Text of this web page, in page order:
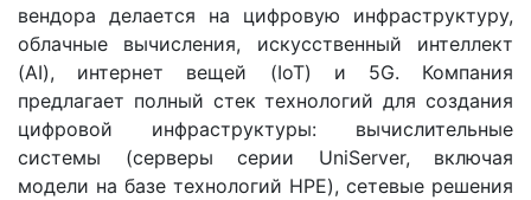
вендора делается на цифровую инфраструктуру,
облачные вычисления, искусственный интеллект
(AI), интернет вещей (IoT) и 5G. Компания
предлагает полный стек технологий для создания
цифровой инфраструктуры: вычислительные
системы (серверы серии UniServer, включая
модели на базе технологий HPE), сетевые решения